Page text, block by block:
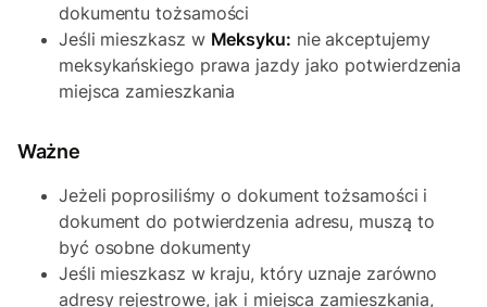
dokumentu tożsamości
Jeśli mieszkasz w Meksyku: nie akceptujemy
meksykańskiego prawa jazdy jako potwierdzenia
miejsca zamieszkania
Ważne
Jeżeli poprosiliśmy o dokument tożsamości i
dokument do potwierdzenia adresu, muszą to
być osobne dokumenty
Jeśli mieszkasz w kraju, który uznaje zarówno
adresy rejestrowe, jak i miejsca zamieszkania,